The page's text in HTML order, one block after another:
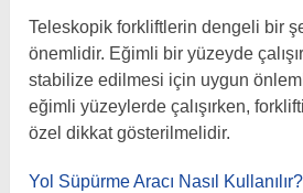
Teleskopik forkliftlerin dengeli bir
önemlidir. Eğimli bir yüzeyde
stabilize edilmesi için uygun
eğimli yüzeylerde çalışırken,
özel dikkat gösterilmelidir.
Yol Süpürme Aracı Nasıl Kullanılır?